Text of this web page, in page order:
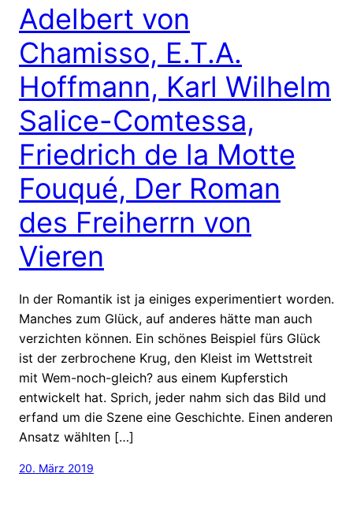
Adelbert von
Chamisso, E.T.A.
Hoffmann, Karl Wilhelm
Salice-Comtessa,
Friedrich de la Motte
Fouqué, Der Roman
des Freiherrn von
Vieren
In der Romantik ist ja einiges experimentiert worden.
Manches zum Glück, auf anderes hätte man auch
verzichten können. Ein schönes Beispiel fürs Glück
ist der zerbrochene Krug, den Kleist im Wettstreit
mit Wem-noch-gleich? aus einem Kupferstich
entwickelt hat. Sprich, jeder nahm sich das Bild und
erfand um die Szene eine Geschichte. Einen anderen
Ansatz wählten […]
20. März 2019